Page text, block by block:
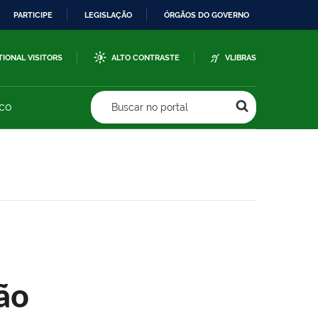
PARTICIPE LEGISLAÇÃO ÓRGÃOS DO GOVERNO
VISITORS ALTO CONTRASTE VLIBRAS
Buscar no portal